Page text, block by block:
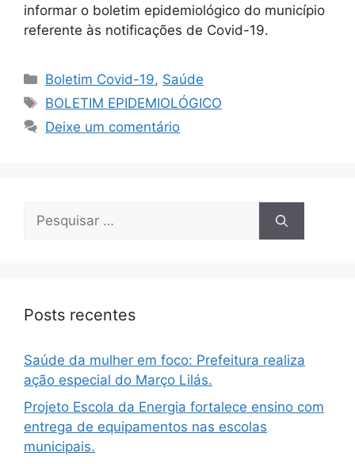
informar o boletim epidemiológico do município
referente às notificações de Covid-19.
Boletim Covid-19, Saúde
BOLETIM EPIDEMIOLÓGICO
Deixe um comentário
Posts recentes
Saúde da mulher em foco: Prefeitura realiza
ação especial do Março Lilás.
Projeto Escola da Energia fortalece ensino com
entrega de equipamentos nas escolas
municipais.